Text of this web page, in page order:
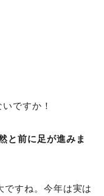
ですか！
と前に足が進みま
ですね。今年は実は